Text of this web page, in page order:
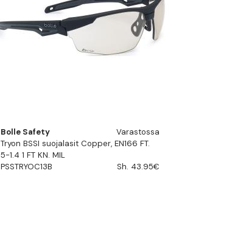
Bolle Safety
Varastossa
Tryon BSSI suojalasit Copper, EN166 FT.
5-1.4 1 FT KN. MIL
PSSTRYOC13B
Sh. 43.95€